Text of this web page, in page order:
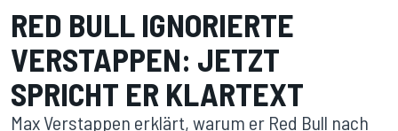
RED BULL IGNORIERTE
VERSTAPPEN: JETZT
SPRICHT ER KLARTEXT
Max Verstappen erklärt, warum er Red Bull nach